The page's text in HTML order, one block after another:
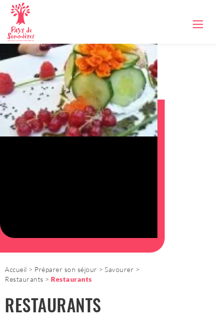
Accueil Préparer son séjour
Savourer
Restaurants
Restaurants
RESTAURANTS